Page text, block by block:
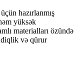
hazırlanmış
yüksək
materialları özündə
və qürur